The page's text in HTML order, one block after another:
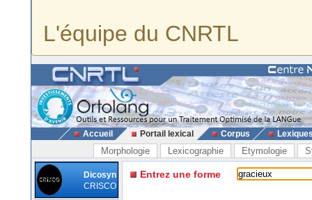
L'équipe du CNRTL
Accueil Portail lexical Corpus
Morphologie Lexicographie Etymologie
Dicosyn
CRISCO
Entrez une forme